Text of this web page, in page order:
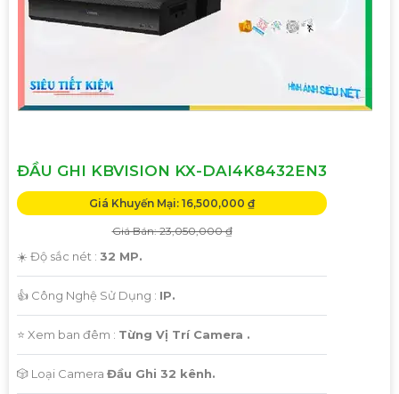
ĐẦU GHI KBVISION KX-DAI4K8432EN3
Giá Khuyến Mại: 16,500,000 ₫
Giá Bán: 23,050,000 ₫
☀️ Độ sắc nét : 32 MP.
👍 Công Nghệ Sử Dụng : IP.
⭐ Xem ban đêm : Từng Vị Trí Camera .
🎲 Loại Camera Đầu Ghi 32 kênh.